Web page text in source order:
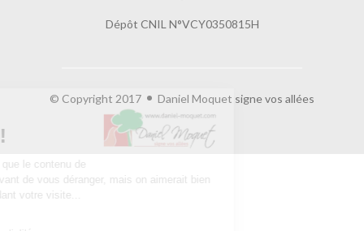
Dépôt CNIL N°VCY0350815H
© Copyright 2017 Daniel Moquet signe vos allées
Salut c'est nous...
les Cookies !
On a attendu d'être sûrs que le contenu de
ce site vous intéresse avant de vous déranger, mais on aimerait bien
vous accompagner pendant votre visite...